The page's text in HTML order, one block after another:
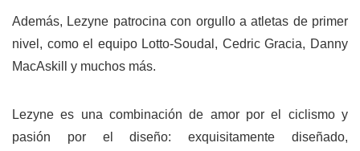
Además, Lezyne patrocina con orgullo a atletas de primer
nivel, como el equipo Lotto-Soudal, Cedric Gracia, Danny
MacAskill y muchos más.
Lezyne es una combinación de amor por el ciclismo y
pasión por el diseño: exquisitamente diseñado,